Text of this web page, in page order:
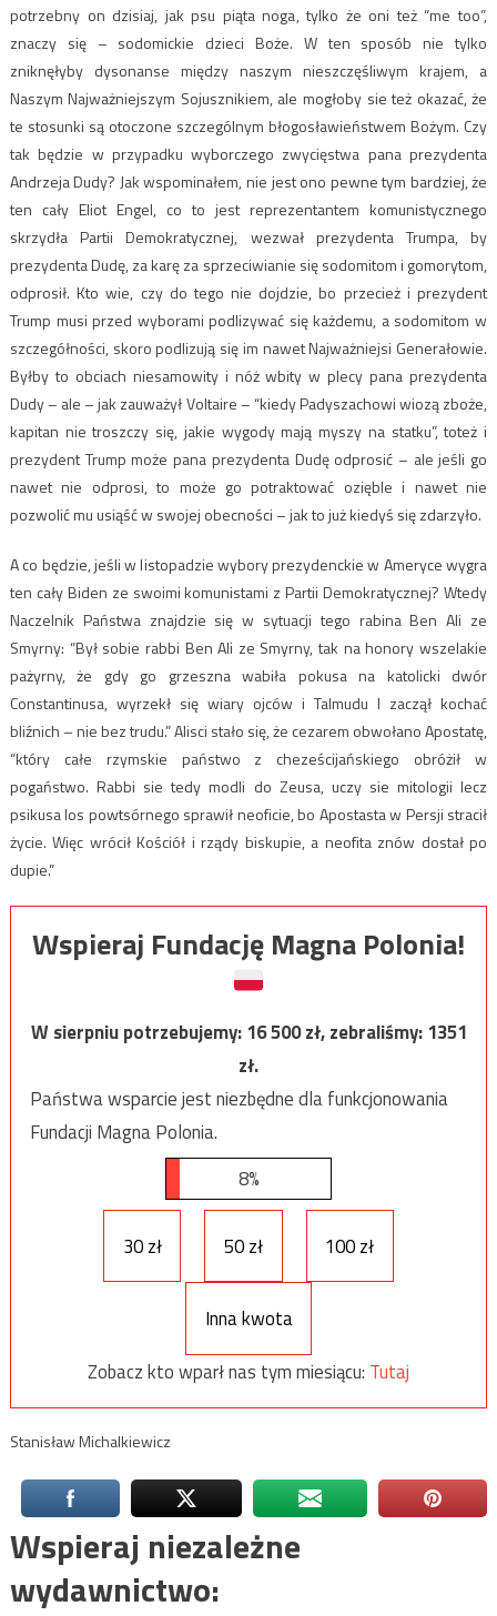
potrzebny on dzisiaj, jak psu piąta noga, tylko że oni też “me too”,
znaczy się – sodomickie dzieci Boże. W ten sposób nie tylko
zniknęłyby dysonanse między naszym nieszczęśliwym krajem, a
Naszym Najważniejszym Sojusznikiem, ale mogłoby sie też okazać, że
te stosunki są otoczone szczególnym błogosławieństwem Bożym. Czy
tak będzie w przypadku wyborczego zwycięstwa pana prezydenta
Andrzeja Dudy? Jak wspominałem, nie jest ono pewne tym bardziej, że
ten cały Eliot Engel, co to jest reprezentantem komunistycznego
skrzydła Partii Demokratycznej, wezwał prezydenta Trumpa, by
prezydenta Dudę, za karę za sprzeciwianie się sodomitom i gomorytom,
odprosił. Kto wie, czy do tego nie dojdzie, bo przecież i prezydent
Trump musi przed wyborami podlizywać się każdemu, a sodomitom w
szczegółności, skoro podlizują się im nawet Najważniejsi Generałowie.
Byłby to obciach niesamowity i nóż wbity w plecy pana prezydenta
Dudy – ale – jak zauważył Voltaire – “kiedy Padyszachowi wiozą zboże,
kapitan nie troszczy się, jakie wygody mają myszy na statku”, toteż i
prezydent Trump może pana prezydenta Dudę odprosić – ale jeśli go
nawet nie odprosi, to może go potraktować ozięble i nawet nie
pozwolić mu usiąść w swojej obecności – jak to już kiedyś się zdarzyło.
A co będzie, jeśli w listopadzie wybory prezydenckie w Ameryce wygra
ten cały Biden ze swoimi komunistami z Partii Demokratycznej? Wtedy
Naczelnik Państwa znajdzie się w sytuacji tego rabina Ben Ali ze
Smyrny: “Był sobie rabbi Ben Ali ze Smyrny, tak na honory wszelakie
pażyrny, że gdy go grzeszna wabiła pokusa na katolicki dwór
Constantinusa, wyrzekł się wiary ojców i Talmudu I zaczął kochać
bliźnich – nie bez trudu.” Alisci stało się, że cezarem obwołano Apostatę,
“który całe rzymskie państwo z cheześcijańskiego obróżił w
pogaństwo. Rabbi sie tedy modli do Zeusa, uczy sie mitologii lecz
psikusa los powtsórnego sprawił neoficie, bo Apostasta w Persji stracił
życie. Więc wrócił Kościół i rządy biskupie, a neofita znów dostał po
dupie.”
Wspieraj Fundację Magna Polonia!
W sierpniu potrzebujemy:16 500zł, zebraliśmy:1351
zł.
Państwa wsparcie jest niezbędne dla funkcjonowania
Fundacji Magna Polonia.
8%
30 zł 50 zł 100 zł
Inna kwota
Zobacz kto wparł nas tym miesiącu: Tutaj
Stanisław Michalkiewicz
Wspieraj niezależne
wydawnictwo: